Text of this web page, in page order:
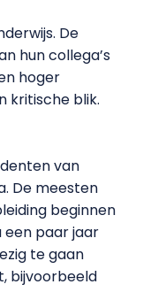
De
hun collega’s
hoger
kritische blik.
van
De meesten
beginnen
een paar jaar
te gaan
bijvoorbeeld